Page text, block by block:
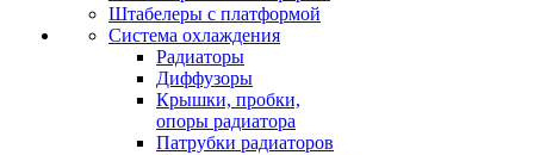
Штабелеры с платформой
Система охлаждения
Радиаторы
Диффузоры
Крышки, пробки,
опоры радиатора
Патрубки радиаторов